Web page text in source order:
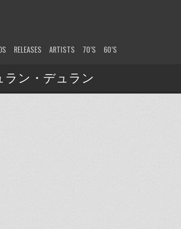
RELEASES ARTISTS 70’S 60’S
ラン・デュラン